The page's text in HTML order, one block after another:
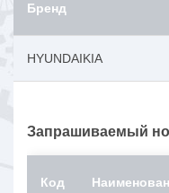
Бренд
HYUNDAIKIA
Запрашиваемый
Код